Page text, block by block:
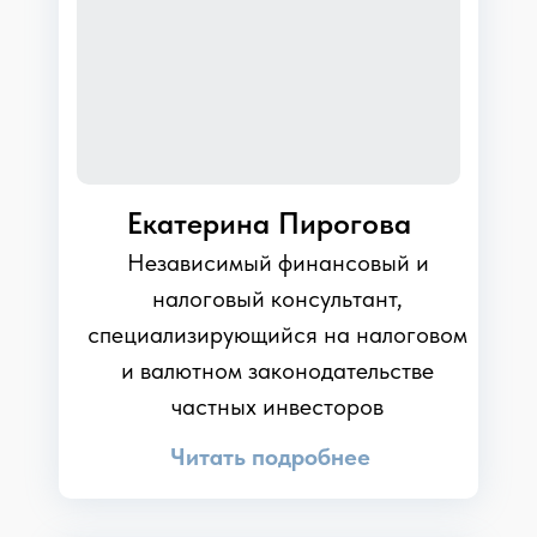
Екатерина Пирогова
Независимый финансовый и
налоговый консультант,
специализирующийся на налоговом
и валютном законодательстве
частных инвесторов
Читать подробнее